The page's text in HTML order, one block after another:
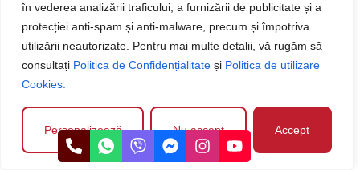
în vederea analizării traficului, a furnizării de publicitate și a
protecției anti-spam și anti-malware, precum și împotriva
utilizării neautorizate. Pentru mai multe detalii, vă rugăm să
consultați Politica de Confidențialitate și Politica de utilizare
Cookies.
Personalizează Nu accept Accept